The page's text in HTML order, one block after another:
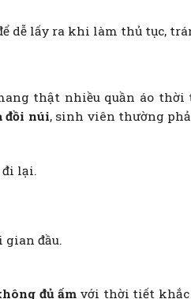
dễ lấy ra khi làm thủ tục,
thật nhiều quần áo thời
đồi núi, sinh viên thường
lại.
đầu.
đủ ấm với thời tiết khắc